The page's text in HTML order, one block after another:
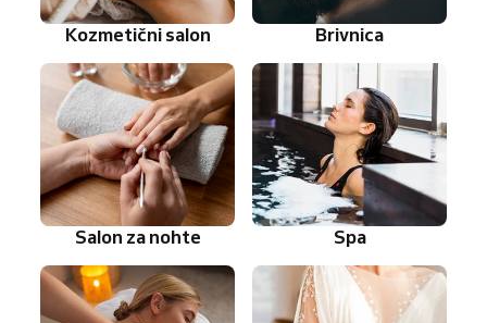
Kozmetični salon Brivnica
Salon za nohte Spa